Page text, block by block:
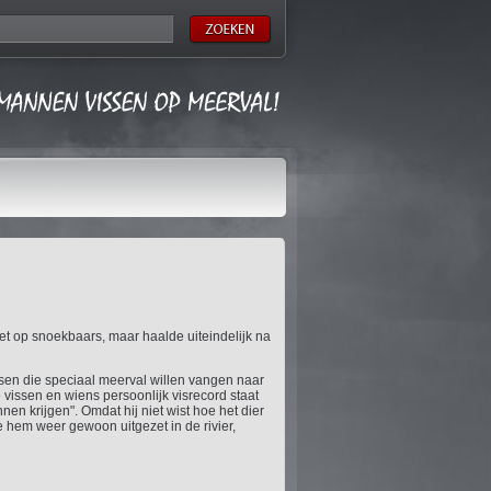
op snoekbaars, maar haalde uiteindelijk na
die speciaal meerval willen vangen naar
en wiens persoonlijk visrecord staat
krijgen". Omdat hij niet wist hoe het dier
weer gewoon uitgezet in de rivier,